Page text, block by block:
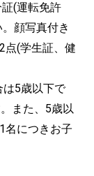
(運転免許
顔写真付き
点(学生証、健
5歳以下で
また、5歳以
名につきお子